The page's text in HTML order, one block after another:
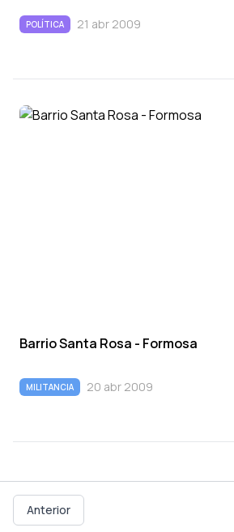
POLÍTICA 21 abr 2009
Barrio Santa Rosa - Formosa
MILITANCIA 20 abr 2009
Anterior